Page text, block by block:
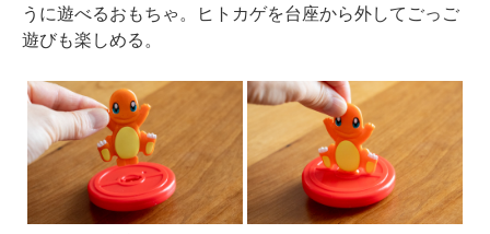
うに遊べるおもちゃ。ヒトカゲを台座から外してごっご
遊びも楽しめる。